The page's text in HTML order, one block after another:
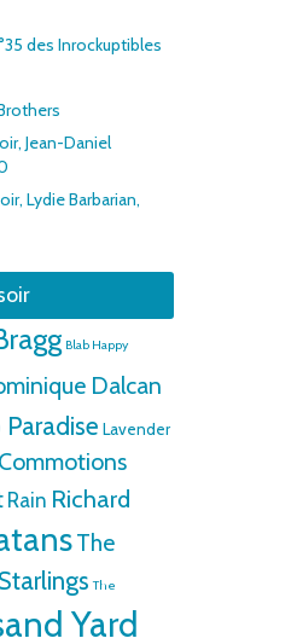
des Inrockuptibles
Jean-Daniel
Lydie Barbarian,
Blab Happy
Dalcan
Lavender
Rain Richard
The
The
Yard